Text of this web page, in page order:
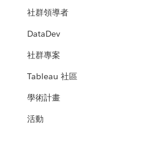
社群領導者
DataDev
社群專案
Tableau 社區
學術計畫
活動